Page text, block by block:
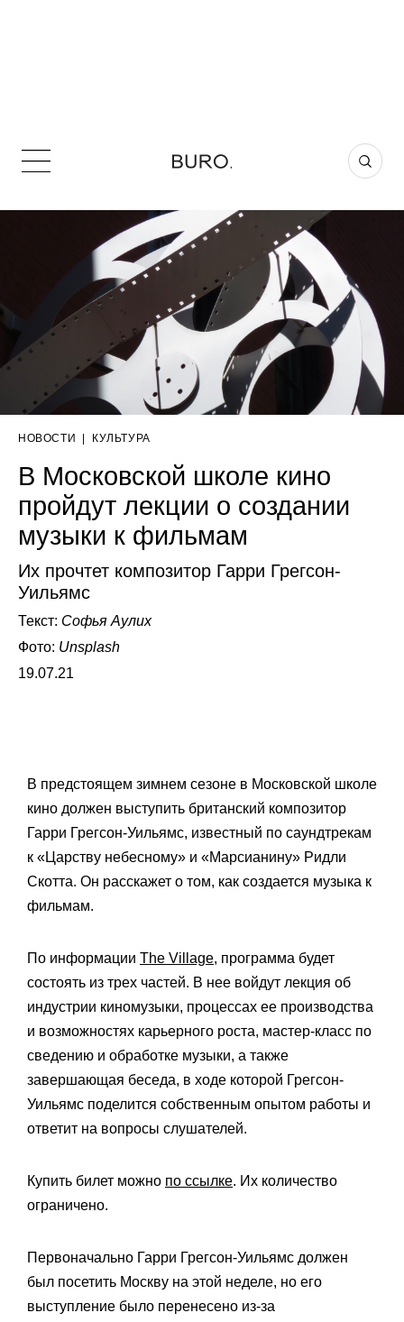
НОВОСТИ КУЛЬТУРА
В Московской школе кино
пройдут лекции о создании
музыки к фильмам
Их прочтет композитор Гарри Грегсон-
Уильямс
Текст: Софья Аулих
Фото: Unsplash
19.07.21
В предстоящем зимнем сезоне в Московской школе
кино должен выступить британский композитор
Гарри Грегсон-Уильямс, известный по саундтрекам
к «Царству небесному» и «Марсианину» Ридли
Скотта. Он расскажет о том, как создается музыка к
фильмам.
По информации The Village, программа будет
состоять из трех частей. В нее войдут лекция об
индустрии киномузыки, процессах ее производства
и возможностях карьерного роста, мастер-класс по
сведению и обработке музыки, а также
завершающая беседа, в ходе которой Грегсон-
Уильямс поделится собственным опытом работы и
ответит на вопросы слушателей.
Купить билет можно по ссылке. Их количество
ограничено.
Первоначально Гарри Грегсон-Уильямс должен
был посетить Москву на этой неделе, но его
выступление было перенесено из-за